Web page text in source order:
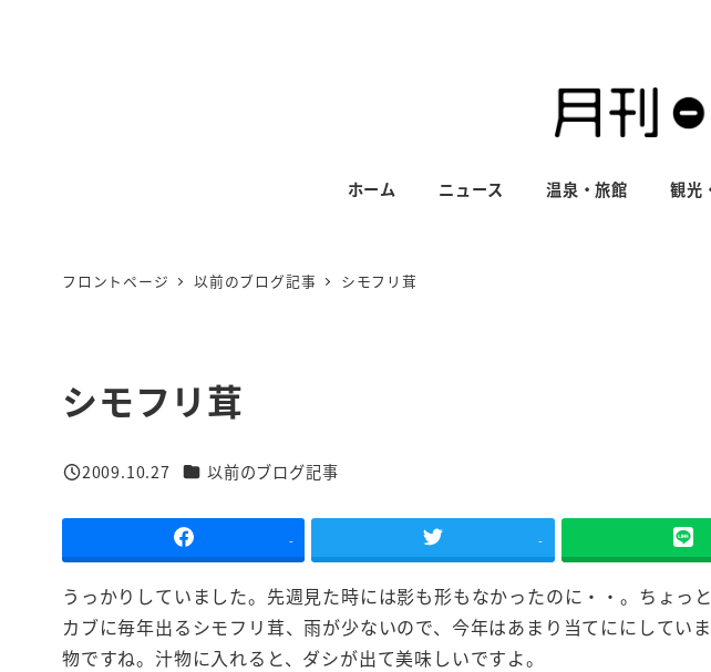
ホーム ニュース 温泉・旅館 観光
フロントページ 以前のブログ記事 シモフリ茸
シモフリ茸
投稿日
2009.10.27 カテゴリー
以前のブログ記事
- -
うっかりしていました。先週見た時には影も形もなかったのに・・。ちょっ
カブに毎年出るシモフリ茸、雨が少ないので、今年はあまり当てににしてい
物ですね。汁物に入れると、ダシが出て美味しいですよ。